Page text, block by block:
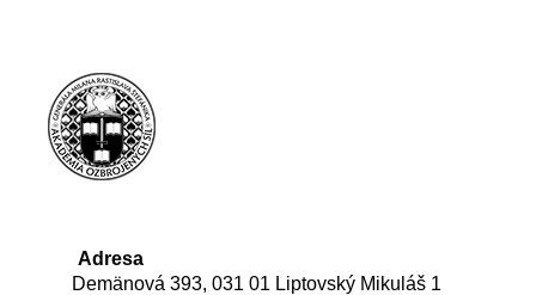
Adresa
Demänová 393, 031 01 Liptovský Mikuláš 1